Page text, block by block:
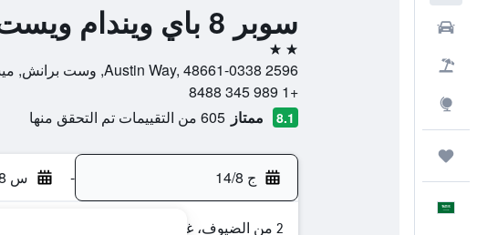
سوبر 8 باي ويندام ويست برانش
2 نجمتين
2596 Austin Way, 48661-0338, وست برانش, ميشيغان, الولايات المتحدة الأميريكية
+1 989 345 8488
8.1 ممتاز 605 من التقييمات تم التحقق منها
ج 14/8 - س 15/8
2 من الضيوف، غرفة واحدة